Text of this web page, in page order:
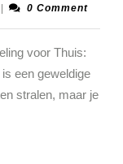
| 0 Comment
voor Thuis:
een geweldige
stralen, maar je